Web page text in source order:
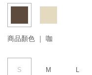
商品顏色 ｜ 咖
S M L